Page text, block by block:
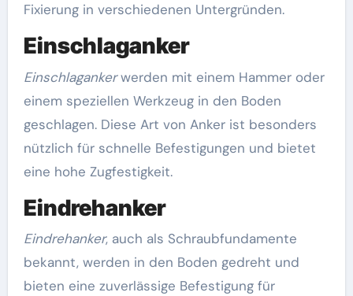
Fixierung in verschiedenen Untergründen.
Einschlaganker
Einschlagankerwerden mit einem Hammer oder
einem speziellen Werkzeug in den Boden
geschlagen. Diese Art von Anker ist besonders
nützlich für schnelle Befestigungen und bietet
eine hohe Zugfestigkeit.
Eindrehanker
Eindrehanker, auch als Schraubfundamente
bekannt, werden in den Boden gedreht und
bieten eine zuverlässige Befestigung für